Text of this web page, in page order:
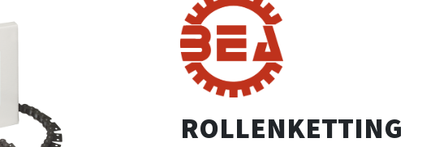
ROLLENKETTING